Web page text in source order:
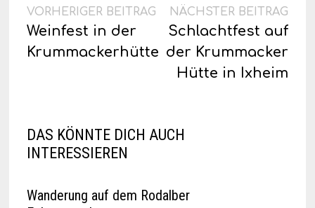
Beitragsnavigation
VORHERIGER BEITRAGVorheriger
Beitrag:
Weinfest in der
Krummackerhütte
NÄCHSTER BEITRAG
Schlachtfest auf
der Krummacker
Hütte in Ixheim
DAS KÖNNTE DICH AUCH
INTERESSIEREN
Wanderung auf dem Rodalber